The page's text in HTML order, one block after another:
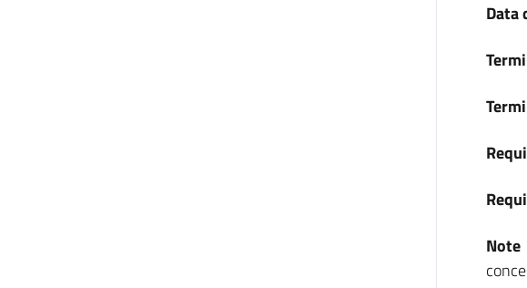
Data
Note